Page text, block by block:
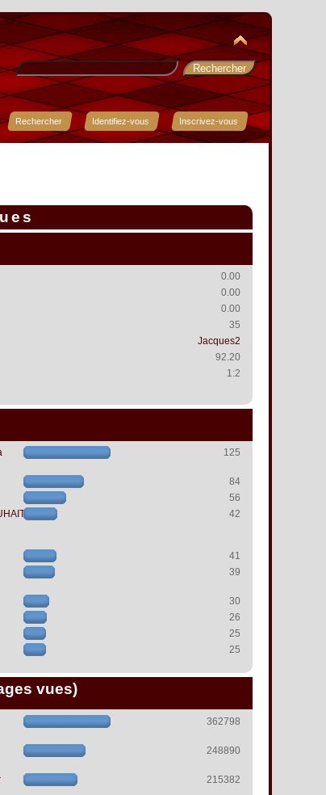
Rechercher Identifiez-vous Inscrivez-vous
0.00
0.00
0.00
35
Jacques2
92.20
1:2
125
84
56
42
41
39
30
26
25
25
vues)
362798
248890
215382